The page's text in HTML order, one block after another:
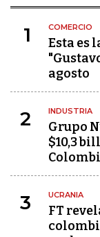
1 COMERCIO
Esta es
agosto
2 INDUSTRIA
Grupo
$10,3
3 UCRANIA
FT